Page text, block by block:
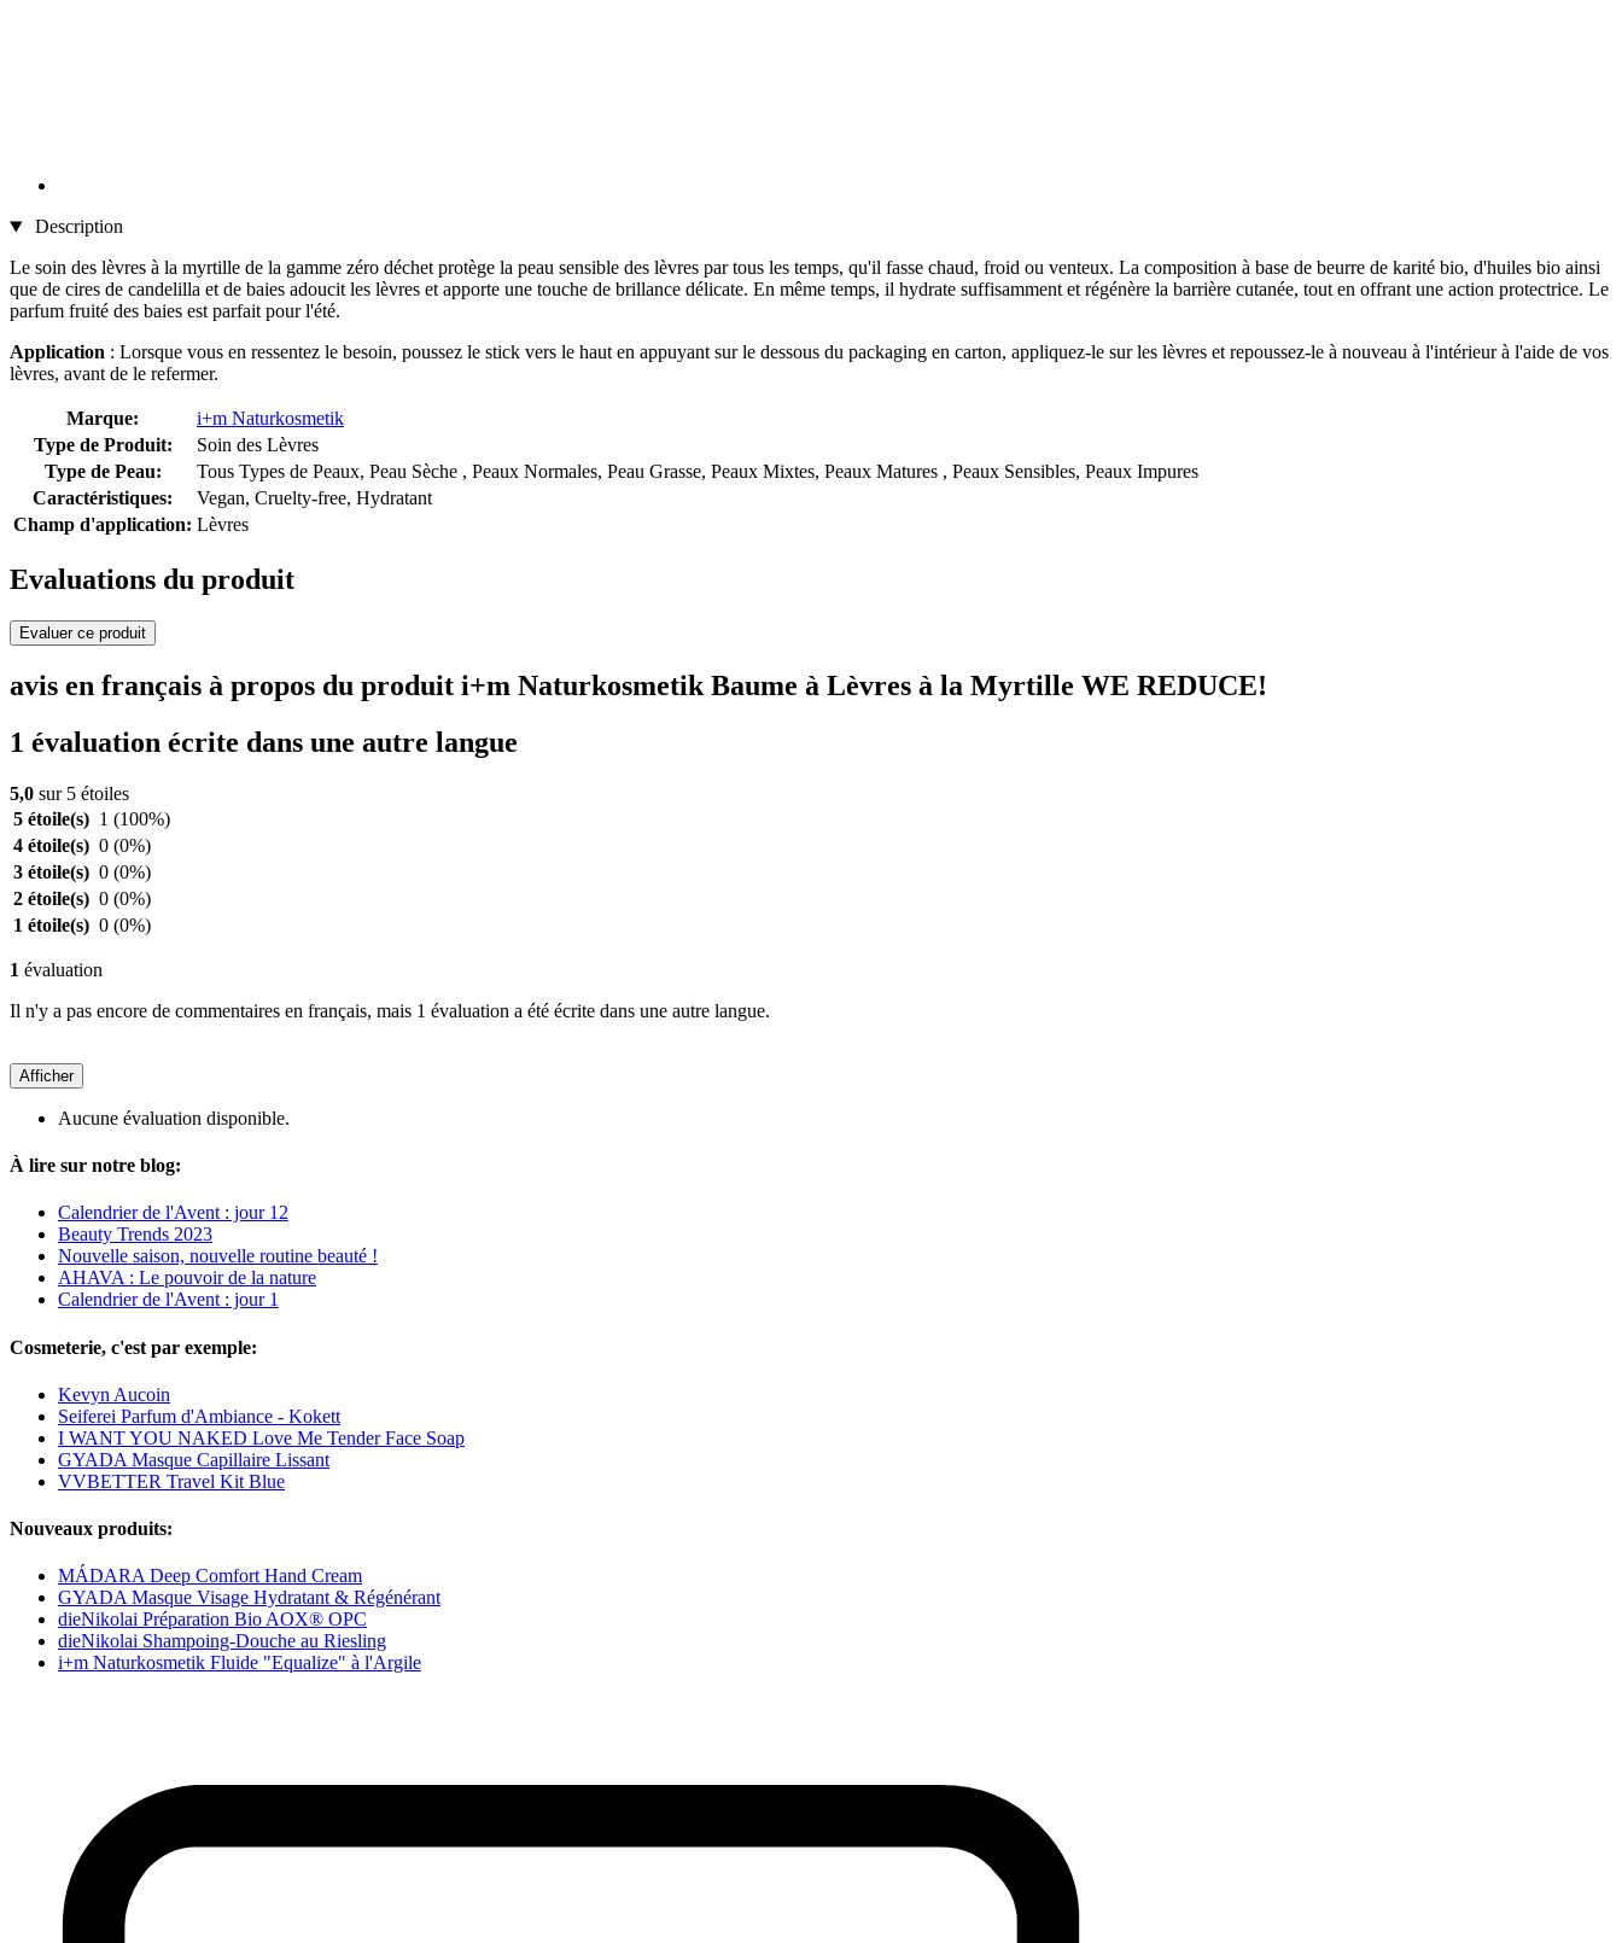
Description
Le soin des lèvres à la myrtille de la gamme zéro déchet protège la peau sensible des lèvres par tous les temps, qu'il fasse chaud, froid ou venteux. La composition à base de beurre de karité bio, d'huiles bio ainsi
que de cires de candelilla et de baies adoucit les lèvres et apporte une touche de brillance délicate. En même temps, il hydrate suffisamment et régénère la barrière cutanée, tout en offrant une action protectrice. Le
parfum fruité des baies est parfait pour l'été.
Application : Lorsque vous en ressentez le besoin, poussez le stick vers le haut en appuyant sur le dessous du packaging en carton, appliquez-le sur les lèvres et repoussez-le à nouveau à l'intérieur à l'aide de vos
lèvres, avant de le refermer.
Marque:
i+m Naturkosmetik
Type de Produit:
Soin des Lèvres
Type de Peau:
Tous Types de Peaux, Peau Sèche , Peaux Normales, Peau Grasse, Peaux Mixtes, Peaux Matures , Peaux Sensibles, Peaux Impures
Caractéristiques:
Vegan, Cruelty-free, Hydratant
Champ d'application: Lèvres
Evaluations du produit
Evaluer ce produit
avis en français à propos du produit i+m Naturkosmetik Baume à Lèvres à la Myrtille WE REDUCE!
1 évaluation écrite dans une autre langue
5,0 sur 5 étoiles
5 étoile(s) 1 (100%)
4 étoile(s) 0 (0%)
3 étoile(s) 0 (0%)
2 étoile(s) 0 (0%)
1 étoile(s) 0 (0%)
1 évaluation
Il n'y a pas encore de commentaires en français, mais 1 évaluation a été écrite dans une autre langue.
Afficher
Aucune évaluation disponible.
À lire sur notre blog:
Calendrier de l'Avent : jour 12
Beauty Trends 2023
Nouvelle saison, nouvelle routine beauté !
AHAVA : Le pouvoir de la nature
Calendrier de l'Avent : jour 1
Cosmeterie, c'est par exemple:
Kevyn Aucoin
Seiferei Parfum d'Ambiance - Kokett
I WANT YOU NAKED Love Me Tender Face Soap
GYADA Masque Capillaire Lissant
VVBETTER Travel Kit Blue
Nouveaux produits:
MÁDARA Deep Comfort Hand Cream
GYADA Masque Visage Hydratant & Régénérant
dieNikolai Préparation Bio AOX® OPC
dieNikolai Shampoing-Douche au Riesling
i+m Naturkosmetik Fluide "Equalize" à l'Argile